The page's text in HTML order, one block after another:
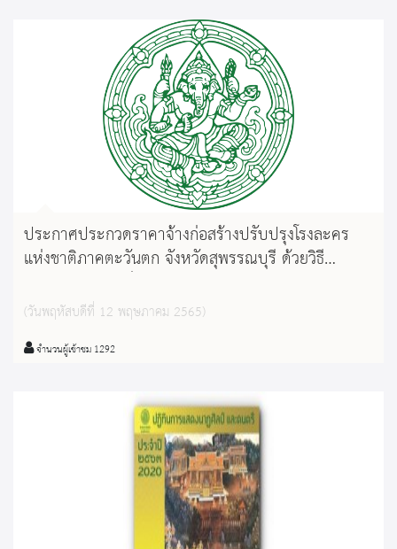
ประกาศประกวดราคาจ้างก่อสร้างปรับปรุงโรงละคร
แห่งชาติภาคตะวันตก จังหวัดสุพรรณบุรี ด้วยวิธี
(วันพฤหัสบดีที่ 12 พฤษภาคม 2565)
จำนวนผู้เข้าชม 1292